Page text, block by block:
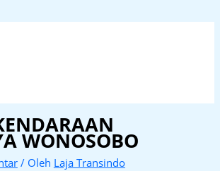
WONOSOBO
/ Oleh Laja Transindo